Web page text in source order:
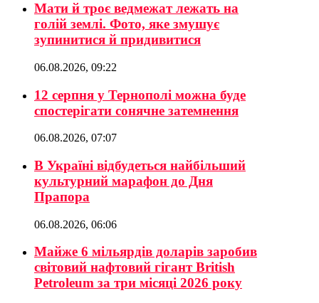
Мати й троє ведмежат лежать на
голій землі. Фото, яке змушує
зупинитися й придивитися
06.08.2026, 09:22
12 серпня у Тернополі можна буде
спостерігати сонячне затемнення
06.08.2026, 07:07
В Україні відбудеться найбільший
культурний марафон до Дня
Прапора
06.08.2026, 06:06
Майже 6 мільярдів доларів заробив
світовий нафтовий гігант British
Petroleum за три місяці 2026 року